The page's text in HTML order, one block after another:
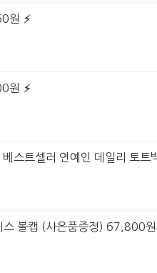
원
원
스트셀러 연예인 데일리 토
스 볼캡 (사은품증정) 67,800원